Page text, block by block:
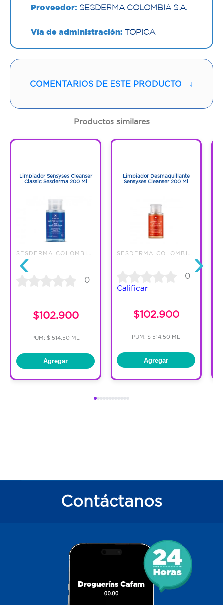
Proveedor: SESDERMA COLOMBIA S.A.
Vía de administración: TOPICA
Cantidad: 1 Frasco
COMENTARIOS DE ESTE PRODUCTO ↓
Productos similares
‹
Limpiador Sensyses Cleanser
Classic Sesderma 200 Ml
0
$102.900
PUM: $ 514.50 ML
Agregar
Limpiador Desmaquillante
Sensyses Cleanser 200 Ml
0
Calificar
$102.900
PUM: $ 514.50 ML
Agregar
›
Contáctanos